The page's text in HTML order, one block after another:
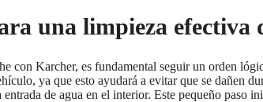
una limpieza efectiva
con Karcher, es fundamental seguir un orden
ya que esto ayudará a evitar que se dañen
entrada de agua en el interior. Este pequeño paso